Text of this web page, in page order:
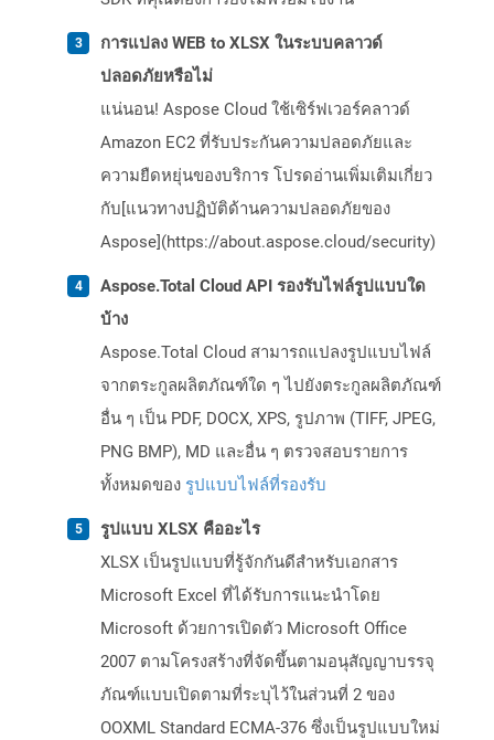
การแปลง WEB to XLSX ในระบบคลาวด์
ปลอดภัยหรือไม่
แน่นอน! Aspose Cloud ใช้เซิร์ฟเวอร์คลาวด์
Amazon EC2 ที่รับประกันความปลอดภัยและ
ความยืดหยุ่นของบริการ โปรดอ่านเพิ่มเติมเกี่ยว
กับ[แนวทางปฏิบัติด้านความปลอดภัยของ
Aspose](https://about.aspose.cloud/security)
Aspose.Total Cloud API รองรับไฟล์รูปแบบใด
บ้าง
Aspose.Total Cloud สามารถแปลงรูปแบบไฟล์
จากตระกูลผลิตภัณฑ์ใด ๆ ไปยังตระกูลผลิตภัณฑ์
อื่น ๆ เป็น PDF, DOCX, XPS, รูปภาพ (TIFF, JPEG,
PNG BMP), MD และอื่น ๆ ตรวจสอบรายการ
ทั้งหมดของ รูปแบบไฟล์ที่รองรับ
รูปแบบ XLSX คืออะไร
XLSX เป็นรูปแบบที่รู้จักกันดีสำหรับเอกสาร
Microsoft Excel ที่ได้รับการแนะนำโดย
Microsoft ด้วยการเปิดตัว Microsoft Office
2007 ตามโครงสร้างที่จัดขึ้นตามอนุสัญญาบรรจุ
ภัณฑ์แบบเปิดตามที่ระบุไว้ในส่วนที่ 2 ของ
OOXML Standard ECMA-376 ซึ่งเป็นรูปแบบใหม่